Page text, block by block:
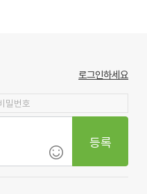
로그인하세요
등록